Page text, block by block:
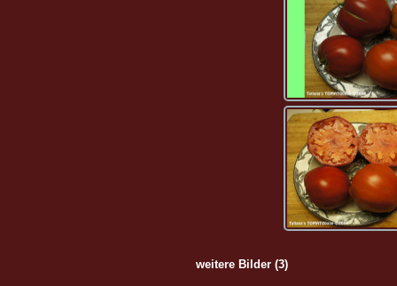
weitere Bilder (3)